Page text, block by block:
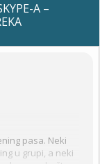
A –
pasa. Neki
u grupi, a neki